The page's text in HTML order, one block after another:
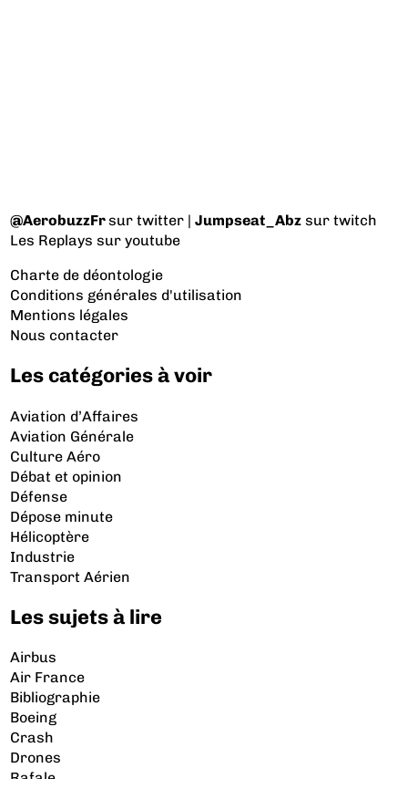
@AerobuzzFrsur twitter |Jumpseat_Abz sur twitch
Les Replays sur youtube
Charte de déontologie
Conditions générales d'utilisation
Mentions légales
Nous contacter
Les catégories à voir
Aviation d’Affaires
Aviation Générale
Culture Aéro
Débat et opinion
Défense
Dépose minute
Hélicoptère
Industrie
Transport Aérien
Les sujets à lire
Airbus
Air France
Bibliographie
Boeing
Crash
Drones
Rafale